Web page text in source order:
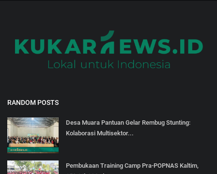
RANDOM POSTS
Desa Muara Pantuan Gelar Rembug Stunting:
Kolaborasi Multisektor...
Pembukaan Training Camp Pra-POPNAS Kaltim,